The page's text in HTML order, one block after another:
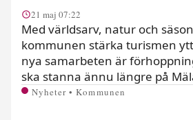
21 maj 07:22
Med världsarv, natur och
kommunen stärka turismen
nya samarbeten är
ska stanna ännu längre på
Nyheter • Kommunen